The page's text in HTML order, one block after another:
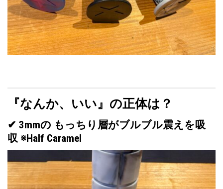
『なんか、いい』の正体は？
✔ 3mmの もっちり層がブルブル震えを吸
収 ※Half Caramel